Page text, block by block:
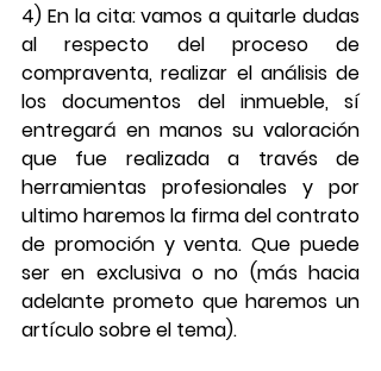
4) En la cita: vamos a quitarle dudas
al respecto del proceso de
compraventa, realizar el análisis de
los documentos del inmueble, sí
entregará en manos su valoración
que fue realizada a través de
herramientas profesionales y por
ultimo haremos la firma del contrato
de promoción y venta. Que puede
ser en exclusiva o no (más hacia
adelante prometo que haremos un
artículo sobre el tema).